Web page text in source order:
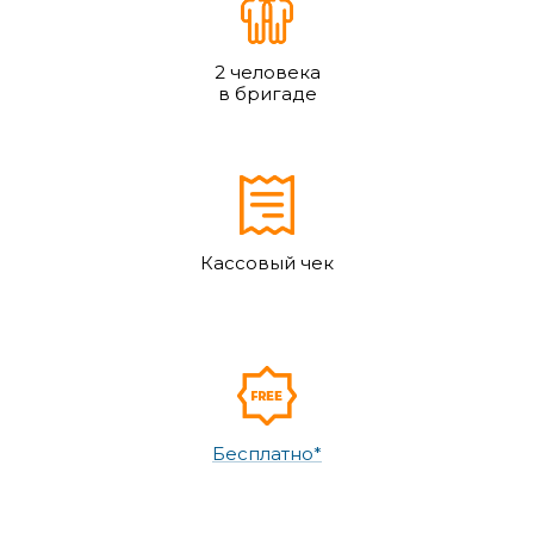
2 человека
в бригаде
Кассовый чек
Бесплатно*